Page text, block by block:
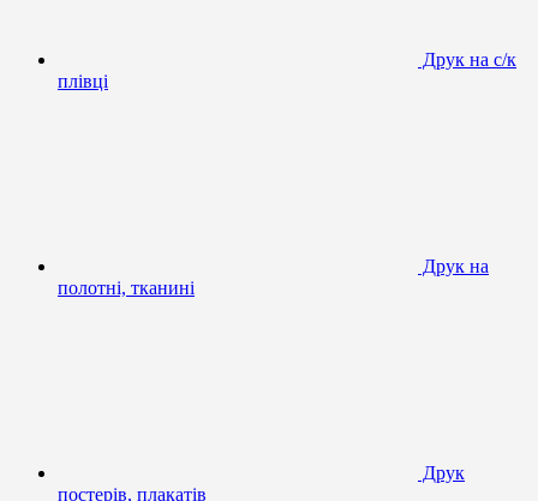
Друк на с/к
плівці
Друк на
полотні, тканині
Друк
постерів, плакатів